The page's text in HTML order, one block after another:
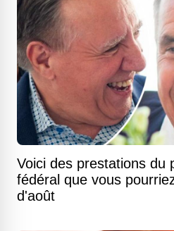
Voici des prestations du
fédéral que vous
d'août